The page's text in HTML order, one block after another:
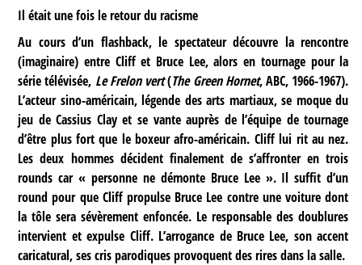
Il était une fois le retour du racisme
Au cours d’un flashback, le spectateur découvre la rencontre
(imaginaire) entre Cliff et Bruce Lee, alors en tournage pour la
série télévisée, Le Frelon vert(The Green Hornet, ABC, 1966-1967).
L’acteur sino-américain, légende des arts martiaux, se moque du
jeu de Cassius Clay et se vante auprès de l’équipe de tournage
d’être plus fort que le boxeur afro-américain. Cliff lui rit au nez.
Les deux hommes décident finalement de s’affronter en trois
rounds car « personne ne démonte Bruce Lee ». Il suffit d’un
round pour que Cliff propulse Bruce Lee contre une voiture dont
la tôle sera sévèrement enfoncée. Le responsable des doublures
intervient et expulse Cliff. L’arrogance de Bruce Lee, son accent
caricatural, ses cris parodiques provoquent des rires dans la salle.